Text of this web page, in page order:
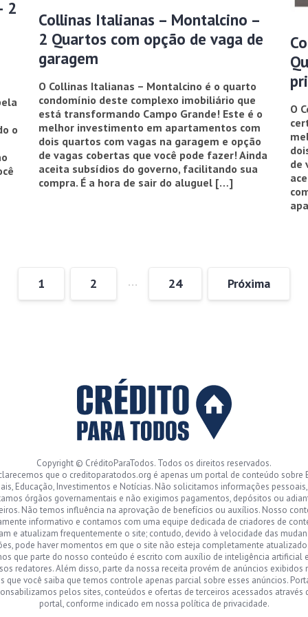
2
o
Collinas Italianas – Montalcino –
2 Quartos com opção de vaga de
garagem
O Collinas Italianas – Montalcino é o quarto
condomínio deste complexo imobiliário que
está transformando Campo Grande! Este é o
melhor investimento em apartamentos com
dois quartos com vagas na garagem e opção
de vagas cobertas que você pode fazer! Ainda
aceita subsídios do governo, facilitando sua
compra. É a hora de sair do aluguel […]
O
de
1 2 … 24 Próxima
Copyright © CréditoParaTodos. Todos os direitos reservados.
que o creditoparatodos.org é apenas um portal de conteúdo sobre
Educação, Investimentos e Notícias. Não solicitamos informações
órgãos governamentais e não exigimos pagamentos, depósitos ou
Não temos influência na aprovação de benefícios ou auxílios. Nosso
informativo e contamos com uma equipe dedicada de criadores de
e atualizam frequentemente o site; contudo, devido à velocidade das
pode haver momentos em que o site não esteja completamente
que parte do nosso conteúdo é escrito com auxílio de inteligência artificial
redatores. Além disso, parte da nossa receita provém de anúncios exibidos
que você saiba que temos controle apenas parcial sobre esses anúncios.
pelos sites, conteúdos e ofertas de terceiros acessados através
portal, conforme indicado em nossa política de privacidade.